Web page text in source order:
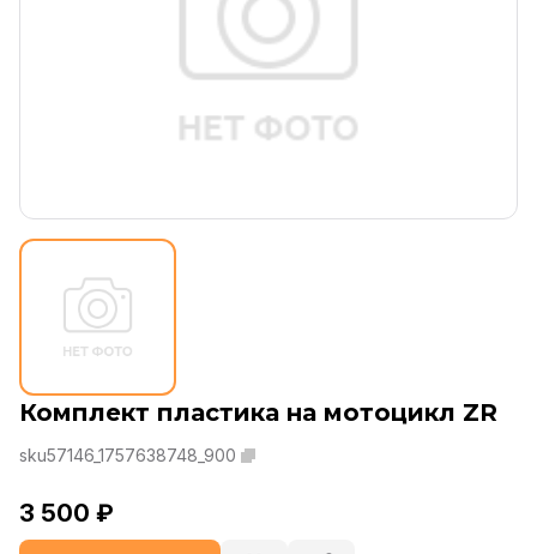
Комплект пластика на мотоцикл ZR
sku57146_1757638748_900
3 500 ₽